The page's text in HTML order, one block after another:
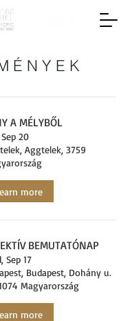
A MÉLYBŐL
20
Aggtelek, 3759
more
BEMUTATÓNAP
Sep 17
Budapest, Dohány u.
Magyarország
more